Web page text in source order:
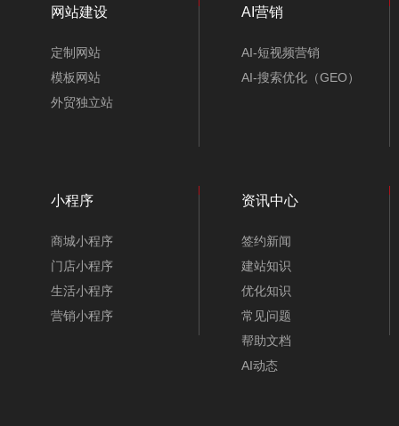
网站建设
定制网站
模板网站
外贸独立站
AI营销
AI-短视频营销
AI-搜索优化（GEO）
小程序
商城小程序
门店小程序
生活小程序
营销小程序
资讯中心
签约新闻
建站知识
优化知识
常见问题
帮助文档
AI动态